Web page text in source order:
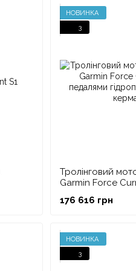
НОВИНКА
3
Тролінговий
Garmin Force
керма
176 616 грн
НОВИНКА
3